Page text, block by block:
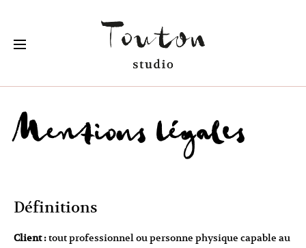
Mentions légales
Définitions
Client :tout professionnel ou personne physique capable au